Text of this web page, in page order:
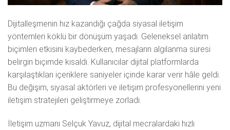
Dijitalleşmenin hız kazandığı çağda siyasal iletişim
yöntemleri köklü bir dönüşüm yaşadı. Geleneksel anlatım
biçimleri etkisini kaybederken, mesajların algılanma süresi
belirgin biçimde kısaldı. Kullanıcılar dijital platformlarda
karşılaştıkları içeriklere saniyeler içinde karar verir hâle geldi.
Bu değişim, siyasal aktörleri ve iletişim profesyonellerini yeni
iletişim stratejileri geliştirmeye zorladı.
İletişim uzmanı Selçuk Yavuz, dijital mecralardaki hızlı